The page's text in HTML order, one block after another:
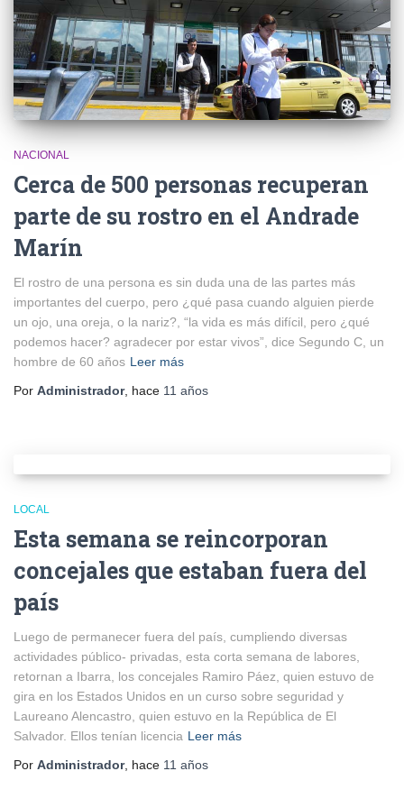
NACIONAL
Cerca de 500 personas recuperan
parte de su rostro en el Andrade
Marín
El rostro de una persona es sin duda una de las partes más
importantes del cuerpo, pero ¿qué pasa cuando alguien pierde
un ojo, una oreja, o la nariz?, “la vida es más difícil, pero ¿qué
podemos hacer? agradecer por estar vivos”, dice Segundo C, un
hombre de 60 años Leer más
Por Administrador, hace 11 años
LOCAL
Esta semana se reincorporan
concejales que estaban fuera del
país
Luego de permanecer fuera del país, cumpliendo diversas
actividades público- privadas, esta corta semana de labores,
retornan a Ibarra, los concejales Ramiro Páez, quien estuvo de
gira en los Estados Unidos en un curso sobre seguridad y
Laureano Alencastro, quien estuvo en la República de El
Salvador. Ellos tenían licencia Leer más
Por Administrador, hace 11 años